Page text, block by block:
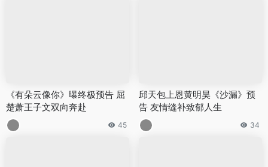
《有朵云像你》曝终极预告 屈
楚萧王子文双向奔赴
45
邱天包上恩黄明昊《沙漏》预
告 友情缝补致郁人生
34